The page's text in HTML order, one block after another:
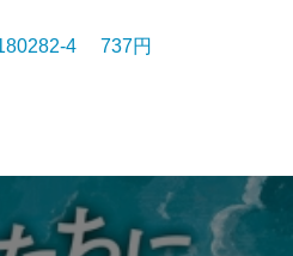
4 737円